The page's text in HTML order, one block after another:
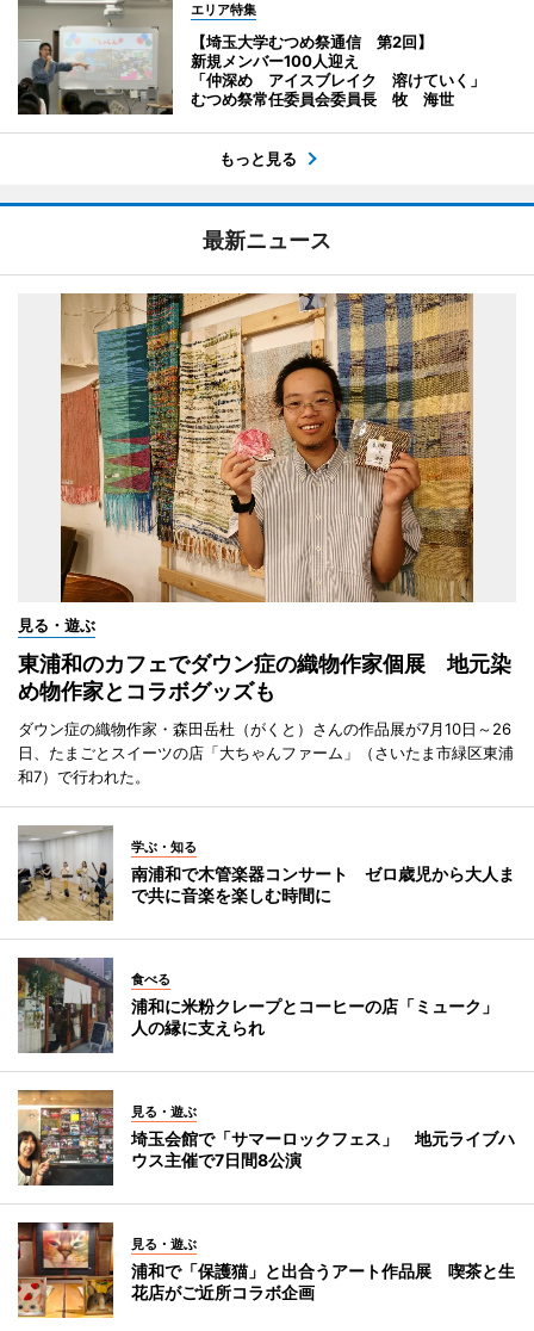
エリア特集
【埼玉大学むつめ祭通信 第2回】
新規メンバー100人迎え
「仲深め アイスブレイク 溶けていく」
むつめ祭常任委員会委員長 牧 海世
もっと見る
最新ニュース
見る・遊ぶ
東浦和のカフェでダウン症の織物作家個展 地元染
め物作家とコラボグッズも
ダウン症の織物作家・森田岳杜（がくと）さんの作品展が7月10日～26
日、たまごとスイーツの店「大ちゃんファーム」（さいたま市緑区東浦
和7）で行われた。
学ぶ・知る
南浦和で木管楽器コンサート ゼロ歳児から大人ま
で共に音楽を楽しむ時間に
食べる
浦和に米粉クレープとコーヒーの店「ミューク」
人の縁に支えられ
見る・遊ぶ
埼玉会館で「サマーロックフェス」 地元ライブハ
ウス主催で7日間8公演
見る・遊ぶ
浦和で「保護猫」と出合うアート作品展 喫茶と生
花店がご近所コラボ企画